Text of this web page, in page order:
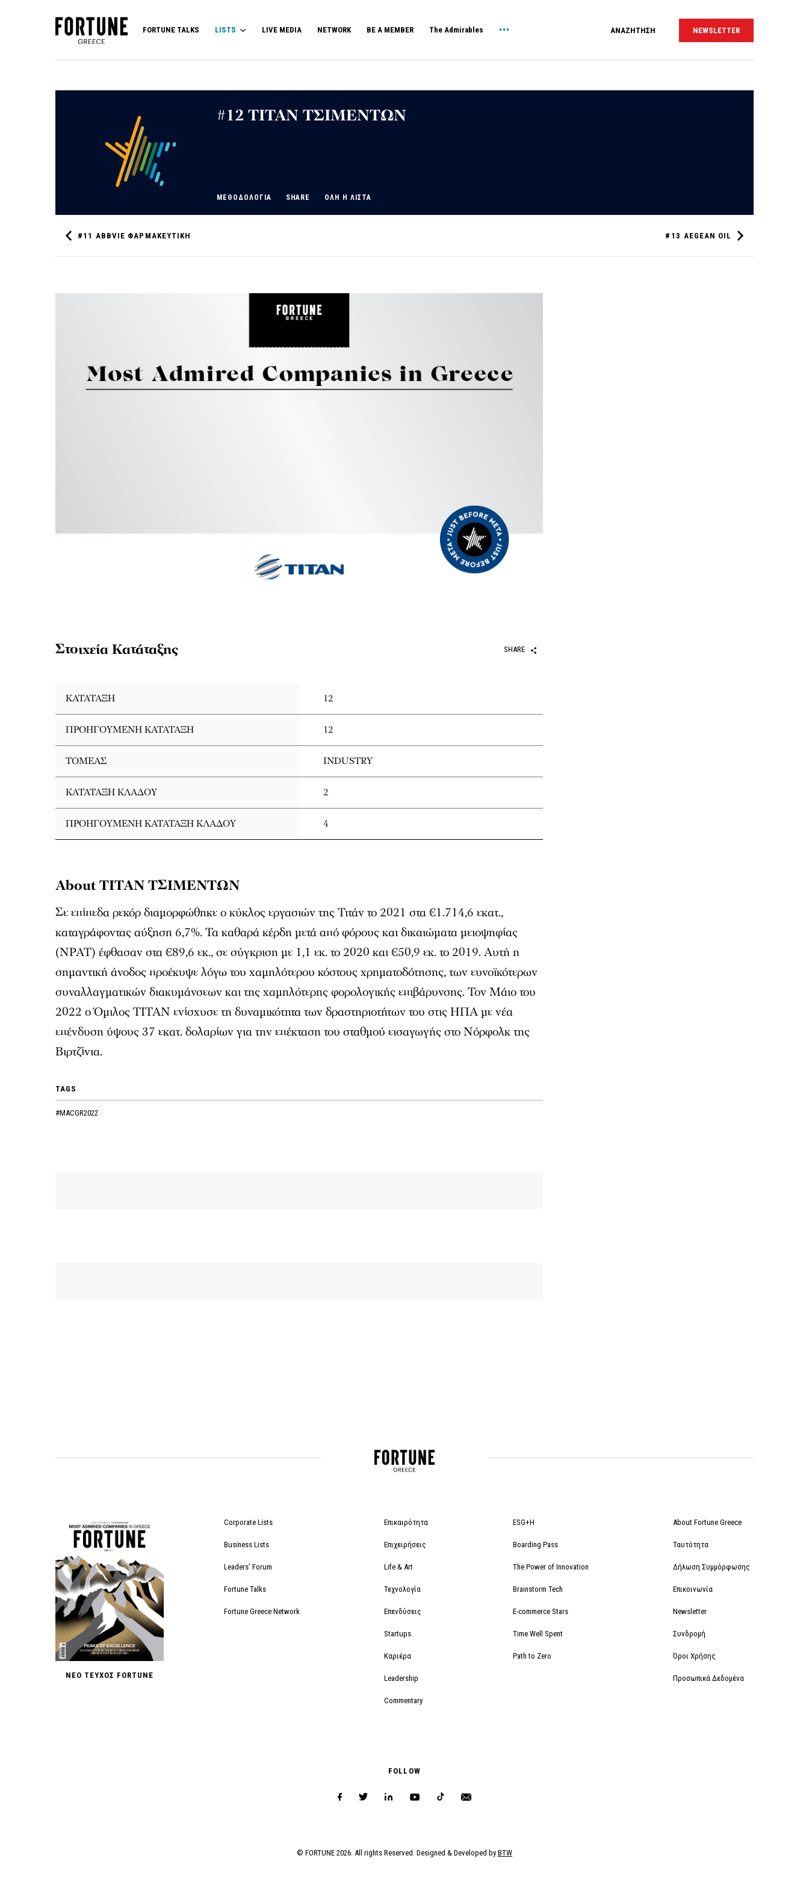
FORTUNE TALKS LISTS LIVE MEDIA NETWORK BE A MEMBER The Admirables ΑΝΑΖΗΤΗΣΗ NEWSLETTER
#12 ΤΙΤΑΝ ΤΣΙΜΕΝΤΩΝ
ΜΕΘΟΔΟΛΟΓΙΑ SHARE ΟΛΗ Η ΛΙΣΤΑ
#11 ABBVIE ΦΑΡΜΑΚΕΥΤΙΚΗ #13 ΑEGEAN OIL
Στοιχεία Κατάταξης SHARE
ΚΑΤΆΤΑΞΗ 12
ΠΡΟΗΓΟΎΜΕΝΗ KΑΤΆΤΑΞΗ 12
ΤΟΜΈΑΣ INDUSTRY
ΚΑΤΆΤΑΞΗ ΚΛΆΔΟΥ 2
ΠΡΟΗΓΟΎΜΕΝΗ ΚΑΤΆΤΑΞΗ ΚΛΆΔΟΥ 4
About ΤΙΤΑΝ ΤΣΙΜΕΝΤΩΝ
Σε επίπεδα ρεκόρ διαμορφώθηκε ο κύκλος εργασιών της Τιτάν το 2021 στα €1.714,6 εκατ.,
καταγράφοντας αύξηση 6,7%. Τα καθαρά κέρδη μετά από φόρους και δικαιώματα μειοψηφίας
(NPAT) έφθασαν στα €89,6 εκ., σε σύγκριση με 1,1 εκ. το 2020 και €50,9 εκ. το 2019. Αυτή η
σημαντική άνοδος προέκυψε λόγω του χαμηλότερου κόστους χρηματοδότησης, των ευνοϊκότερων
συναλλαγματικών διακυμάνσεων και της χαμηλότερης φορολογικής επιβάρυνσης. Τον Μάιο του
2022 ο Όμιλος ΤΙΤΑΝ ενίσχυσε τη δυναμικότητα των δραστηριοτήτων του στις ΗΠΑ με νέα
επένδυση ύψους 37 εκατ. δολαρίων για την επέκταση του σταθμού εισαγωγής στο Νόρφολκ της
Βιρτζίνια.
TAGS
#MACGR2022
ΝΕΟ ΤΕΥΧΟΣ FORTUNE
Corporate Lists
Business Lists
Leaders’ Forum
Fortune Talks
Fortune Greece Network
Επικαιρότητα
Επιχειρήσεις
Life & Art
Τεχνολογία
Επενδύσεις
Startups
Καριέρα
Leadership
Commentary
ESG+H
Boarding Pass
The Power of Innovation
Brainstorm Tech
E-commerce Stars
Time Well Spent
Path to Zero
About Fortune Greece
Ταυτότητα
Δήλωση Συμμόρφωσης
Επικοινωνία
Newsletter
Συνδρομή
Όροι Χρήσης
Προσωπικά Δεδομένα
FOLLOW
© FORTUNE 2026. All rights Reserved. Designed & Developed by BTW